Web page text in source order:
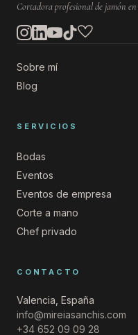
Cortadora profesional de jamón en
Sobre mí
Blog
SERVICIOS
Bodas
Eventos
Eventos de empresa
Corte a mano
Chef privado
CONTACTO
Valencia, España
info@mireiasanchis.com
+34 652 09 09 28